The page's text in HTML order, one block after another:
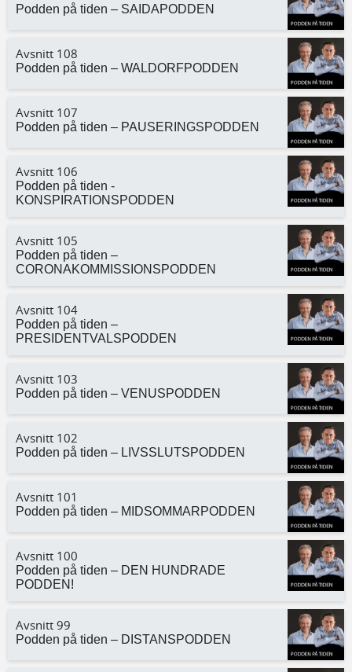
Podden på tiden – SAIDAPODDEN
Avsnitt 108
Podden på tiden – WALDORFPODDEN
Avsnitt 107
Podden på tiden – PAUSERINGSPODDEN
Avsnitt 106
Podden på tiden -
KONSPIRATIONSPODDEN
Avsnitt 105
Podden på tiden –
CORONAKOMMISSIONSPODDEN
Avsnitt 104
Podden på tiden –
PRESIDENTVALSPODDEN
Avsnitt 103
Podden på tiden – VENUSPODDEN
Avsnitt 102
Podden på tiden – LIVSSLUTSPODDEN
Avsnitt 101
Podden på tiden – MIDSOMMARPODDEN
Avsnitt 100
Podden på tiden – DEN HUNDRADE
PODDEN!
Avsnitt 99
Podden på tiden – DISTANSPODDEN